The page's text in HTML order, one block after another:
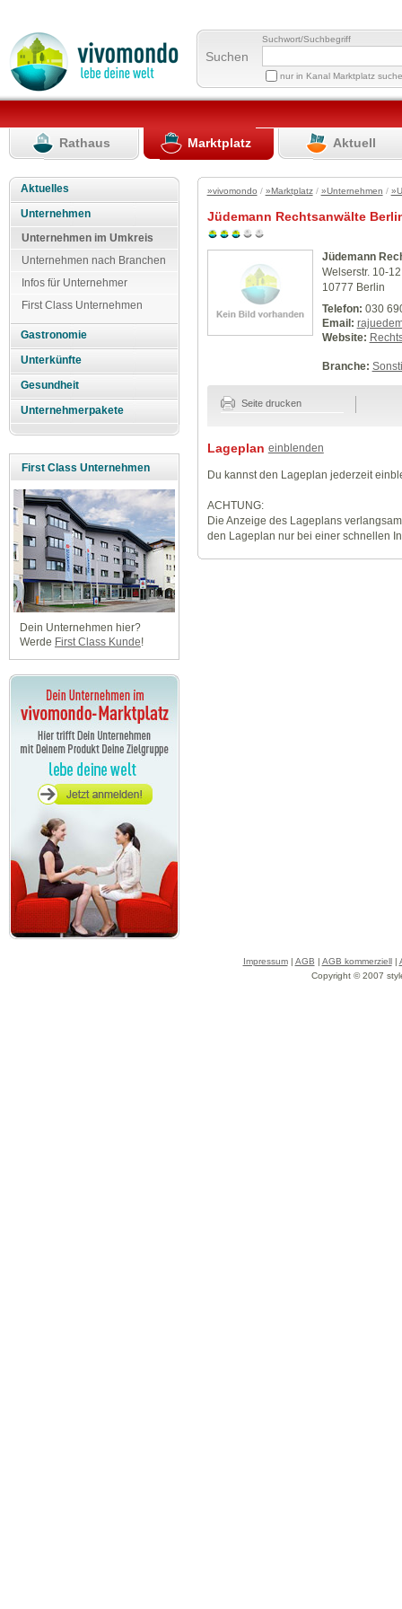
Suchen
Suchwort/Suchbegriff
nur in Kanal Marktplatz
Rathaus Marktplatz Aktuell
Aktuelles
Unternehmen
Unternehmen im Umkreis
Unternehmen nach Branchen
Infos für Unternehmer
First Class Unternehmen
Gastronomie
Unterkünfte
Gesundheit
Unternehmerpakete
First Class Unternehmen
Dein Unternehmen hier?
Werde First Class Kunde!
»vivomondo / »Marktplatz/ »Unternehmen /
Jüdemann Rechtsanwälte
Jüdemann
Welserstr. 10-12
10777 Berlin
Telefon: 030
Email:
Website:
Branche:
Seite drucken
Lageplan einblenden
Du kannst den Lageplan jederzeit
ACHTUNG:
Die Anzeige des Lageplans
den Lageplan nur bei einer schnellen
Impressum| AGB | AGB kommerziell|
Copyright © 2007